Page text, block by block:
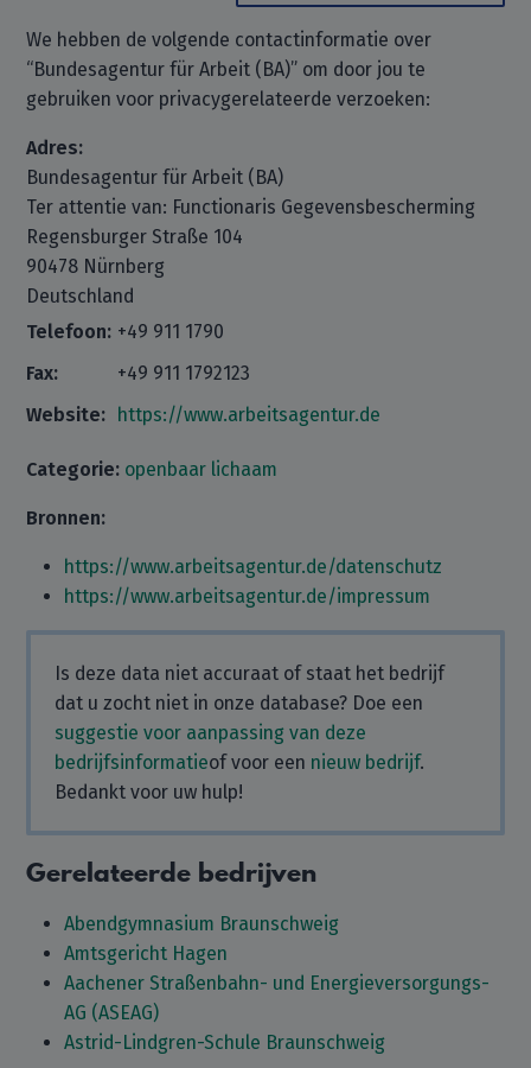
We hebben de volgende contactinformatie over
“Bundesagentur für Arbeit (BA)” om door jou te
gebruiken voor privacygerelateerde verzoeken:
Adres:
Bundesagentur für Arbeit (BA)
Ter attentie van: Functionaris Gegevensbescherming
Regensburger Straße 104
90478 Nürnberg
Deutschland
Telefoon: +49 911 1790
Fax:
+49 911 1792123
Website: https://www.arbeitsagentur.de
Categorie: openbaar lichaam
Bronnen:
https://www.arbeitsagentur.de/datenschutz
https://www.arbeitsagentur.de/impressum
Is deze data niet accuraat of staat het bedrijf
dat u zocht niet in onze database? Doe een
suggestie voor aanpassing van deze
bedrijfsinformatieof voor een nieuw bedrijf.
Bedankt voor uw hulp!
Gerelateerde bedrijven
Abendgymnasium Braunschweig
Amtsgericht Hagen
Aachener Straßenbahn- und Energieversorgungs-
AG (ASEAG)
Astrid-Lindgren-Schule Braunschweig